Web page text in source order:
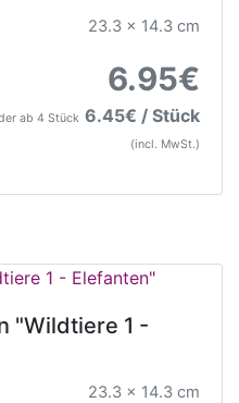
23.3 x 14.3 cm
6.95€
ab 4 Stück 6.45€ / Stück
(incl. MwSt.)
"Wildtiere 1 -
23.3 x 14.3 cm